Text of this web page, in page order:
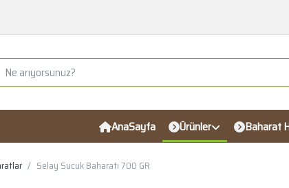
AnaSayfa Ürünler Baharat
Selay Sucuk Baharatı 700 GR